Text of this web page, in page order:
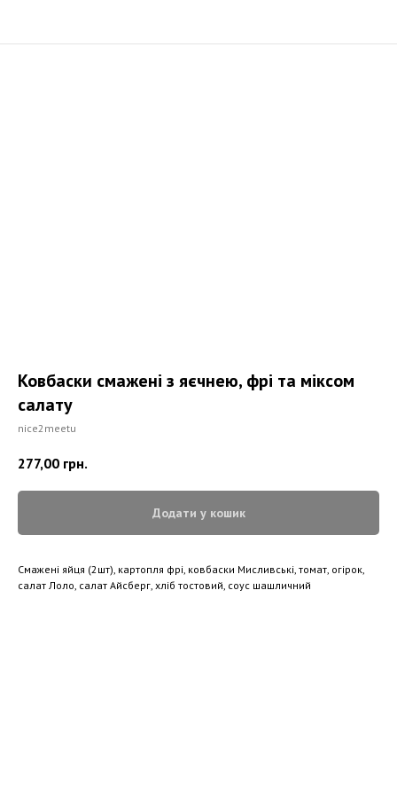
Ковбаски смажені з яєчнею, фрі та міксом
салату
nice2meetu
277,00 грн.
Додати у кошик
Смажені яйця (2шт), картопля фрі, ковбаски Мисливські, томат, огірок,
салат Лоло, салат Айсберг, хліб тостовий, соус шашличний